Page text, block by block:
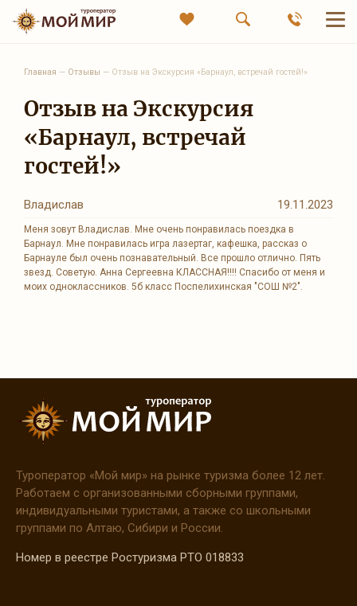
Главная — Отзывы — Отзыв на Экскурсия «Барнаул, встречай гостей!»
Отзыв на Экскурсия
«Барнаул, встречай
гостей!»
Владислав 19.11.2023
Меня зовут Владислав. Мне очень понравилась поездка в
Барнаул. Мне понравилась игра лазертаг, кафешка, рассказ о
Барнауле был очень познавательный. Все прошло отлично. Пять
звезд. Советую. Анна Сергеевна КЛАССНАЯ!!!! Спасибо от меня и
моих одноклассников. 5б класс Поспелихинская "СОШ №2".
Туроператор «Мой мир» на рынке туризма более 12 лет.
Работаем с организованными сборными группами,
индивидуальными туристами, а также со школьными
группами по Алтаю, Сибири и России.
Номер в реестре Ростуризма РТО 018833